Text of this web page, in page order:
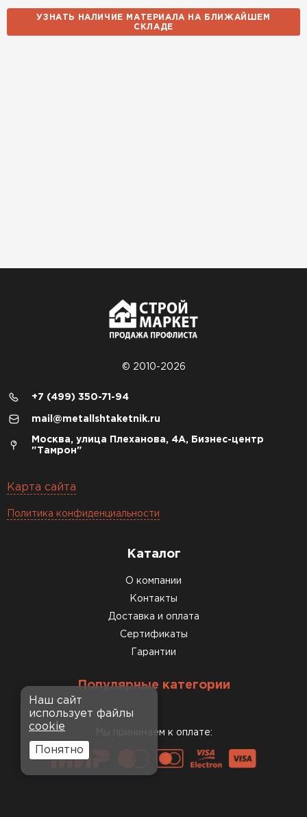
УЗНАТЬ НАЛИЧИЕ МАТЕРИАЛА НА БЛИЖАЙШЕМ
СКЛАДЕ
© 2010-2026
+7 (499) 350-71-94
mail@metallshtaketnik.ru
Москва, улица Плеханова, 4А, Бизнес-центр
"Тамрон"
Карта сайта
Политика конфиденциальности
Каталог
О компании
Контакты
Доставка и оплата
Сертификаты
Гарантии
Популярные категории
Мы принимаем к оплате:
Наш сайт
использует файлы
cookie
Понятно